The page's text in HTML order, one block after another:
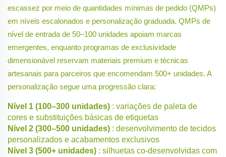
escassez por meio de quantidades mínimas de pedido (QMPs)
em níveis escalonados e personalização graduada. QMPs de
nível de entrada de 50–100 unidades apoiam marcas
emergentes, enquanto programas de exclusividade
dimensionável reservam materiais premium e técnicas
artesanais para parceiros que encomendam 500+ unidades. A
personalização segue uma progressão clara:
Nível 1 (100–300 unidades) : variações de paleta de
cores e substituições básicas de etiquetas
Nível 2 (300–500 unidades) : desenvolvimento de tecidos
personalizados e acabamentos exclusivos
Nível 3 (500+ unidades) : silhuetas co-desenvolvidas com